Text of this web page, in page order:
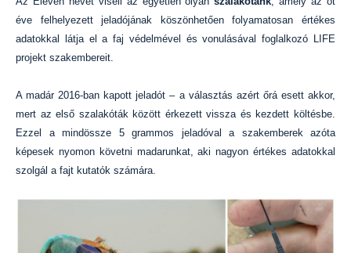
éve felhelyezett jeladójának köszönhetően folyamatosan értékes
adatokkal látja el a faj védelmével és vonulásával foglalkozó LIFE
projekt szakembereit.
A madár 2016-ban kapott jeladót – a választás azért őrá esett akkor,
mert az első szalakóták között érkezett vissza és kezdett költésbe.
Ezzel a mindössze 5 grammos jeladóval a szakemberek azóta
képesek nyomon követni madarunkat, aki nagyon értékes adatokkal
szolgál a fajt kutatók számára.